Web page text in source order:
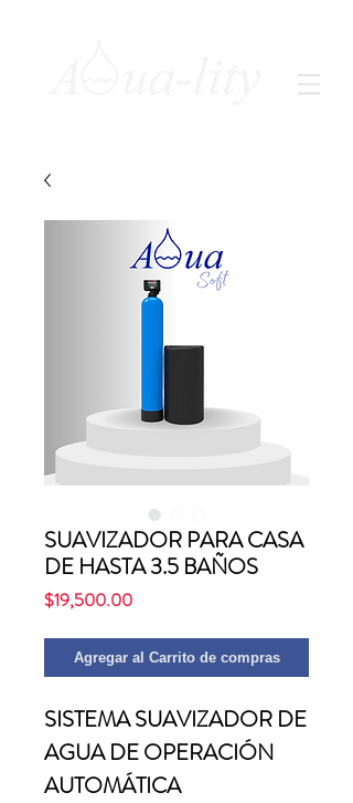
SUAVIZADOR PARA CASA
DE HASTA 3.5 BAÑOS
$19,500.00Precio
Agregar al Carrito de compras
SISTEMA SUAVIZADOR DE
AGUA DE OPERACIÓN
AUTOMÁTICA